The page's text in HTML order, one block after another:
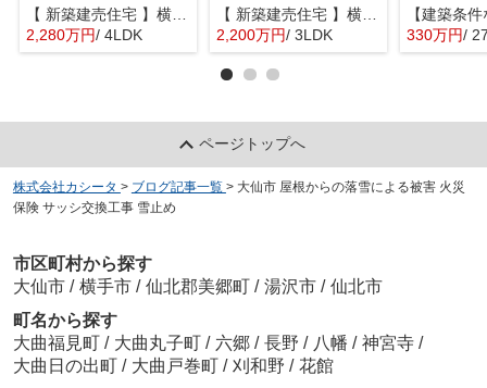
【 新築建売住宅 】横手市八幡字長者町No58 横手北小学校区のオール電化 4LDK
2,280万円/ 4LDK
【 新築建売住宅 】横手市八幡字長者町No50 横手北小学校区のオール電化 3LDK
2,200万円/ 3LDK 330万円/
ページトップへ
株式会社カシータ > ブログ記事一覧 > 大仙市 屋根からの落雪による被害 火災
保険 サッシ交換工事 雪止め
市区町村から探す
大仙市 / 横手市 / 仙北郡美郷町 / 湯沢市 / 仙北市
町名から探す
大曲福見町 / 大曲丸子町 / 六郷 / 長野 / 八幡 / 神宮寺 /
大曲日の出町 / 大曲戸巻町 / 刈和野 / 花館